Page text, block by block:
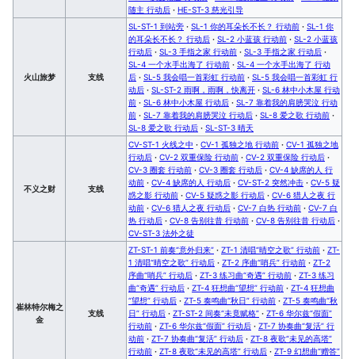
随主 行动后 · HE-ST-3 慈光引导
火山旅梦 支线
SL-ST-1 到站旁 · SL-1 你的耳朵长不长？ 行动前 · SL-1 你
的耳朵长不长？ 行动后 · SL-2 小蓝孩 行动前 · SL-2 小蓝孩
行动后 · SL-3 手指之家 行动前 · SL-3 手指之家 行动后 ·
SL-4 一个水手出海了 行动前 · SL-4 一个水手出海了 行动
后 · SL-5 我会唱一首彩虹 行动前 · SL-5 我会唱一首彩虹 行
动后 · SL-ST-2 雨啊，雨啊，快离开 · SL-6 林中小木屋 行动
前 · SL-6 林中小木屋 行动后 · SL-7 靠着我的肩膀哭泣 行动
前 · SL-7 靠着我的肩膀哭泣 行动后 · SL-8 爱之歌 行动前 ·
SL-8 爱之歌 行动后 · SL-ST-3 晴天
不义之财 支线
CV-ST-1 火线之中 · CV-1 孤独之地 行动前 · CV-1 孤独之地
行动后 · CV-2 双重保险 行动前 · CV-2 双重保险 行动后 ·
CV-3 圈套 行动前 · CV-3 圈套 行动后 · CV-4 缺席的人 行
动前 · CV-4 缺席的人 行动后 · CV-ST-2 突然冲击 · CV-5 疑
惑之影 行动前 · CV-5 疑惑之影 行动后 · CV-6 猎人之夜 行
动前 · CV-6 猎人之夜 行动后 · CV-7 白热 行动前 · CV-7 白
热 行动后 · CV-8 告别往昔 行动前 · CV-8 告别往昔 行动后 ·
CV-ST-3 法外之徒
崔林特尔梅之
金
支线
ZT-ST-1 前奏“意外归来” · ZT-1 清唱“晴空之歌” 行动前 · ZT-
1 清唱“晴空之歌” 行动后 · ZT-2 序曲“哨兵” 行动前 · ZT-2
序曲“哨兵” 行动后 · ZT-3 练习曲“奇遇” 行动前 · ZT-3 练习
曲“奇遇” 行动后 · ZT-4 狂想曲“望想” 行动前 · ZT-4 狂想曲
“望想” 行动后 · ZT-5 奏鸣曲“秋日” 行动前 · ZT-5 奏鸣曲“秋
日” 行动后 · ZT-ST-2 间奏“未竟赋格” · ZT-6 华尔兹“假面”
行动前 · ZT-6 华尔兹“假面” 行动后 · ZT-7 协奏曲“复活” 行
动前 · ZT-7 协奏曲“复活” 行动后 · ZT-8 夜歌“未见的高塔”
行动前 · ZT-8 夜歌“未见的高塔” 行动后 · ZT-9 幻想曲“赠答”